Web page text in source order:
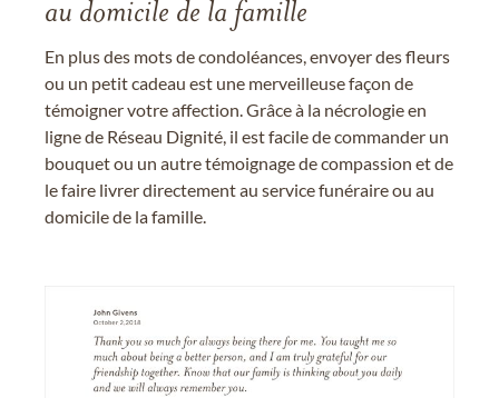
au domicile de la famille
En plus des mots de condoléances, envoyer des fleurs
ou un petit cadeau est une merveilleuse façon de
témoigner votre affection. Grâce à la nécrologie en
ligne de Réseau Dignité, il est facile de commander un
bouquet ou un autre témoignage de compassion et de
le faire livrer directement au service funéraire ou au
domicile de la famille.